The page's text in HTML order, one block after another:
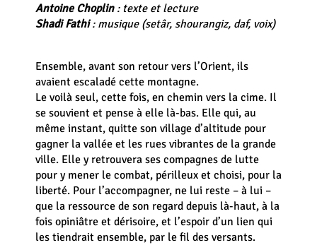
Antoine Choplin: texte et lecture
Shadi Fathi: musique (setâr, shourangiz, daf, voix)
Ensemble, avant son retour vers l’Orient, ils
avaient escaladé cette montagne.
Le voilà seul, cette fois, en chemin vers la cime. Il
se souvient et pense à elle là-bas. Elle qui, au
même instant, quitte son village d’altitude pour
gagner la vallée et les rues vibrantes de la grande
ville. Elle y retrouvera ses compagnes de lutte
pour y mener le combat, périlleux et choisi, pour la
liberté. Pour l’accompagner, ne lui reste – à lui –
que la ressource de son regard depuis là-haut, à la
fois opiniâtre et dérisoire, et l’espoir d’un lien qui
les tiendrait ensemble, par le fil des versants.